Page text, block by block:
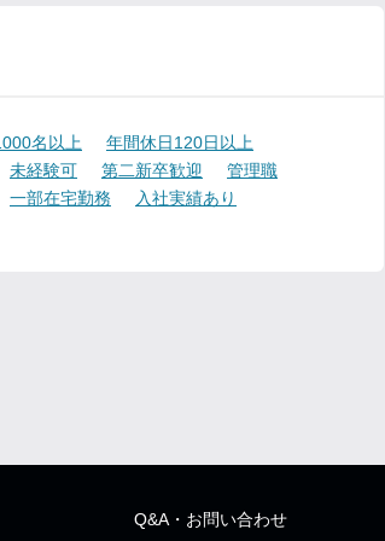
名以上
年間休日120日以上
未経験可 第二新卒歓迎
管理職
一部在宅勤務
入社実績あり
Q&A・お問い合わせ